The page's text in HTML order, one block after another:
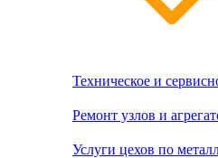
Техническое и
Ремонт узлов и
Услуги цехов по